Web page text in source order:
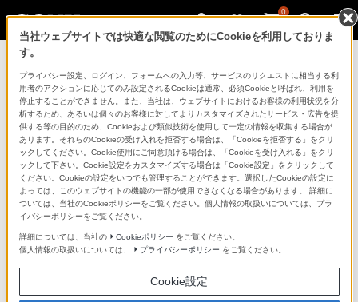
0
ソニーストアのご利用ガイド
ご利用ガイドでは、ソニーストアのご利用方法・サービ
スに関しまとめてご案内しております。
ご利用の前に
ソニーストア 店舗のご案内
ソニーショップ（ソニーストア取次店）のご案内
ソニーストアの特典・サービス
当社ウェブサイトでは快適な閲覧のためにCookieを利用しておりま
す。
プライバシー設定、ログイン、フォームへの入力等、サービスのリクエストに相当する利
用者のアクションに応じてのみ設定されるCookieは通常、必須Cookieと呼ばれ、利用を
停止することができません。また、当社は、ウェブサイトにおけるお客様の利用状況を分
析するため、あるいは個々のお客様に対してよりカスタマイズされたサービス・広告を提
供する等の目的のため、Cookieおよび類似技術を使用して一定の情報を収集する場合が
あります。それらのCookieの受け入れを拒否する場合は、「Cookieを拒否する」をクリ
ックしてください。Cookie使用にご同意頂ける場合は、「Cookieを受け入れる」をクリ
ックして下さい。Cookie設定をカスタマイズする場合は「Cookie設定」をクリックして
ください。Cookieの設定をいつでも管理することができます。選択したCookieの設定に
よっては、このウェブサイトの機能の一部が使用できなくなる場合があります。 詳細に
ついては、当社のCookieポリシーをご覧ください。個人情報の取扱いについては、プラ
イバシーポリシーをご覧ください。
詳細については、当社の Cookieポリシー をご覧ください。
個人情報の取扱いについては、
プライバシーポリシー をご覧ください。
Cookie設定